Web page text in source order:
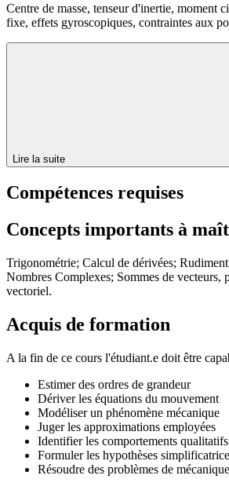
Centre de masse, tenseur d'inertie, moment
fixe, effets gyroscopiques, contraintes aux
Lire la suite
Compétences requises
Concepts importants à
Trigonométrie; Calcul de dérivées;
Nombres Complexes; Sommes de vecteurs,
vectoriel.
Acquis de formation
A la fin de ce cours l'étudiant.e doit être
Estimer des ordres de grandeur
Dériver les équations du mouvement
Modéliser un phénomène mécanique
Juger les approximations employées
Identifier les comportements
Formuler les hypothèses
Résoudre des problèmes de mécanique